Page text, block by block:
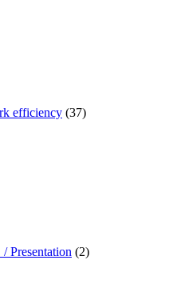
efficiency (37)
Presentation (2)